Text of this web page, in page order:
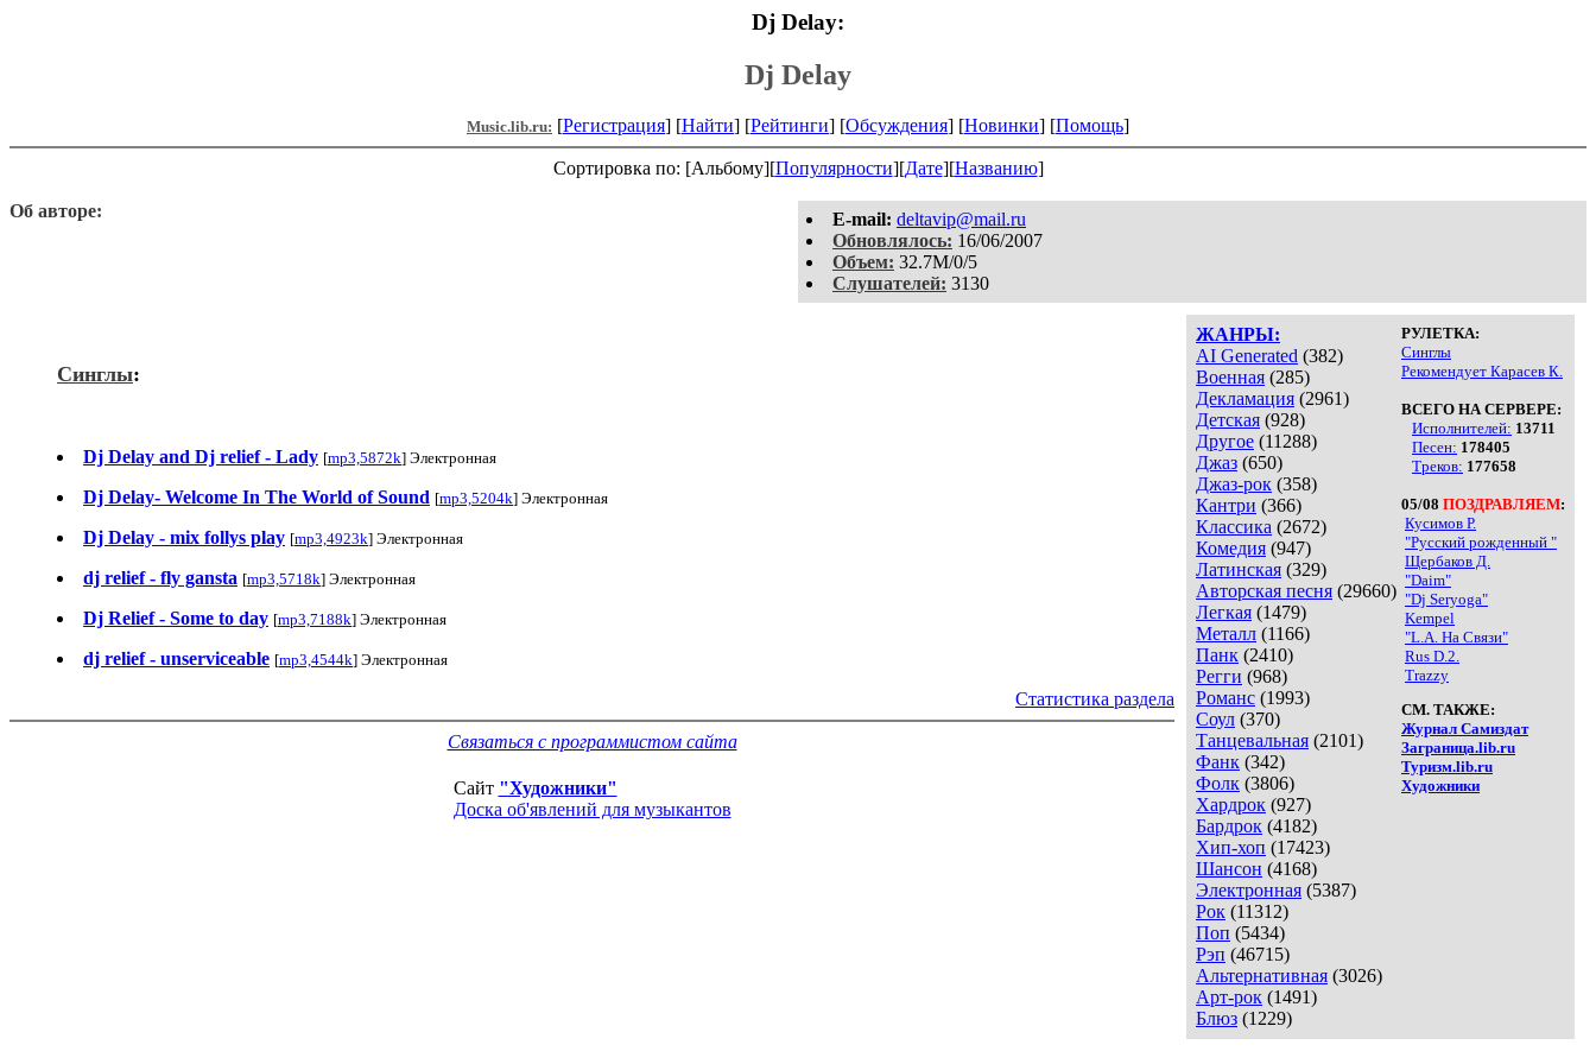
Dj Delay:
Dj Delay
Music.lib.ru: [Регистрация] [Найти] [Рейтинги] [Обсуждения] [Новинки] [Помощь]
Сортировка по: [Альбому][Популярности][Дате][Названию]
E-mail: deltavip@mail.ru
Обновлялось: 16/06/2007
Объем: 32.7M/0/5
Слушателей: 3130
Об авторе:
ЖАНРЫ:
AI Generated (382)
Военная (285)
Декламация (2961)
Детская (928)
Другое (11288)
Джаз (650)
Джаз-рок (358)
Кантри (366)
Классика (2672)
Комедия (947)
Латинская (329)
Авторская песня (29660)
Легкая (1479)
Металл (1166)
Панк (2410)
Регги (968)
Романс (1993)
Соул (370)
Танцевальная (2101)
Фанк (342)
Фолк (3806)
Хардрок (927)
Бардрок (4182)
Хип-хоп (17423)
Шансон (4168)
Электронная (5387)
Рок (11312)
Поп (5434)
Рэп (46715)
Альтернативная (3026)
Арт-рок (1491)
Блюз (1229)
РУЛЕТКА:
Синглы
Рекомендует Карасев К.
ВСЕГО НА СЕРВЕРЕ:
Исполнителей: 13711
Песен: 178405
Треков: 177658
05/08 ПОЗДРАВЛЯЕМ:
Кусимов Р.
"Русский рожденный "
Щербаков Д.
"Daim"
"Dj Seryoga"
Kempel
"L.A. На Связи"
Rus D.2.
Trazzy
СМ. ТАКЖЕ:
Журнал Самиздат
Заграница.lib.ru
Туризм.lib.ru
Художники
Синглы:
Dj Delay and Dj relief - Lady [mp3,5872k] Электронная
Dj Delay- Welcome In The World of Sound [mp3,5204k] Электронная
Dj Delay - mix follys play [mp3,4923k] Электронная
dj relief - fly gansta [mp3,5718k] Электронная
Dj Relief - Some to day [mp3,7188k] Электронная
dj relief - unserviceable [mp3,4544k] Электронная
Статистика раздела
Связаться с программистом сайта
Сайт "Художники"
Доска об'явлений для музыкантов